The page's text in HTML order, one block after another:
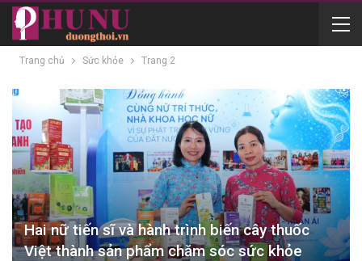
Trang chủ Sức khỏe Trang 2
Hai nữ tiến sĩ và hành trình biến cây thuốc
Việt thành sản phẩm chăm sóc sức khỏe